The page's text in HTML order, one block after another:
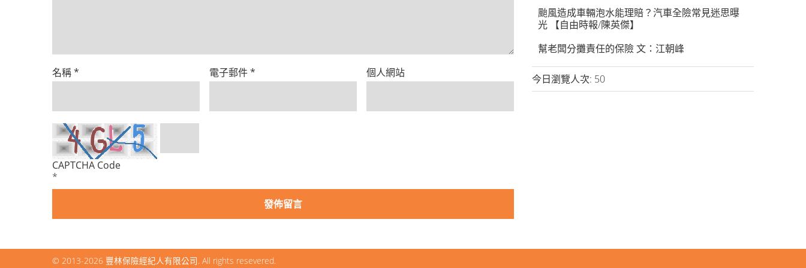
名稱* 電子郵件* 個人網站
CAPTCHA Code
*
颱風造成車輛泡水能理賠？汽車全險常見迷思曝
光 【自由時報/陳英傑】
幫老闆分攤責任的保險 文：江朝峰
今日瀏覽人次: 50
© 2013-2026 豐林保險經紀人有限公司. All rights resevered.